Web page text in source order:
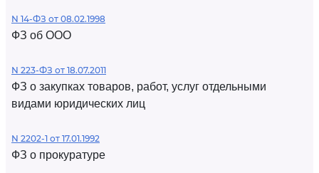
N 14-ФЗ от 08.02.1998
ФЗ об ООО
N 223-ФЗ от 18.07.2011
ФЗ о закупках товаров, работ, услуг отдельными
видами юридических лиц
N 2202-1 от 17.01.1992
ФЗ о прокуратуре